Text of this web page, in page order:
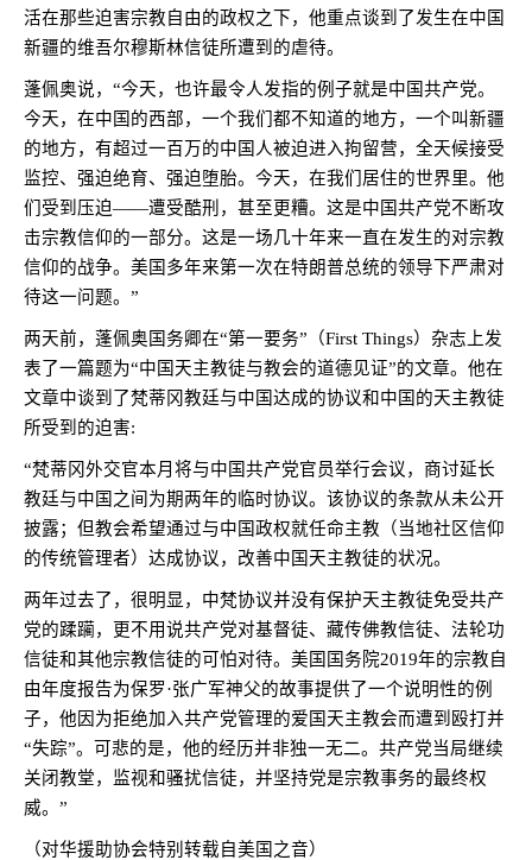
活在那些迫害宗教自由的政权之下，他重点谈到了发生在中国
新疆的维吾尔穆斯林信徒所遭到的虐待。
蓬佩奥说，“今天，也许最令人发指的例子就是中国共产党。
今天，在中国的西部，一个我们都不知道的地方，一个叫新疆
的地方，有超过一百万的中国人被迫进入拘留营，全天候接受
监控、强迫绝育、强迫堕胎。今天，在我们居住的世界里。他
们受到压迫——遭受酷刑，甚至更糟。这是中国共产党不断攻
击宗教信仰的一部分。这是一场几十年来一直在发生的对宗教
信仰的战争。美国多年来第一次在特朗普总统的领导下严肃对
待这一问题。”
两天前，蓬佩奥国务卿在“第一要务”（First Things）杂志上发
表了一篇题为“中国天主教徒与教会的道德见证”的文章。他在
文章中谈到了梵蒂冈教廷与中国达成的协议和中国的天主教徒
所受到的迫害:
“梵蒂冈外交官本月将与中国共产党官员举行会议，商讨延长
教廷与中国之间为期两年的临时协议。该协议的条款从未公开
披露；但教会希望通过与中国政权就任命主教（当地社区信仰
的传统管理者）达成协议，改善中国天主教徒的状况。
两年过去了，很明显，中梵协议并没有保护天主教徒免受共产
党的蹂躏，更不用说共产党对基督徒、藏传佛教信徒、法轮功
信徒和其他宗教信徒的可怕对待。美国国务院2019年的宗教自
由年度报告为保罗·张广军神父的故事提供了一个说明性的例
子，他因为拒绝加入共产党管理的爱国天主教会而遭到殴打并
“失踪”。可悲的是，他的经历并非独一无二。共产党当局继续
关闭教堂，监视和骚扰信徒，并坚持党是宗教事务的最终权
威。”
（对华援助协会特别转载自美国之音）